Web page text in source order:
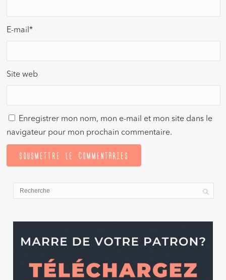
E-mail*
Site web
Enregistrer mon nom, mon e-mail et mon site dans le
navigateur pour mon prochain commentaire.